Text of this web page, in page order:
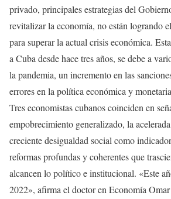
privado, principales estrategias del
revitalizar la economía, no están logrando
para superar la actual crisis económica.
a Cuba desde hace tres años, se debe a
la pandemia, un incremento en las
errores en la política económica y
Tres economistas cubanos coinciden en
empobrecimiento generalizado, la
creciente desigualdad social como
reformas profundas y coherentes que
alcancen lo político e institucional. «Este
2022», afirma el doctor en Economía